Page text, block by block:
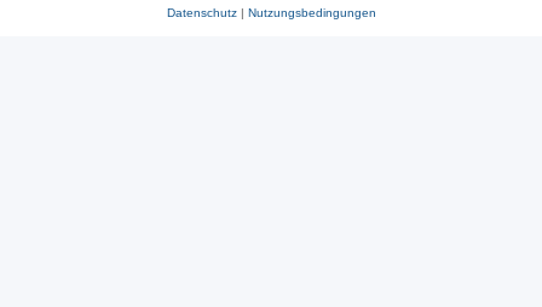
Datenschutz| Nutzungsbedingungen